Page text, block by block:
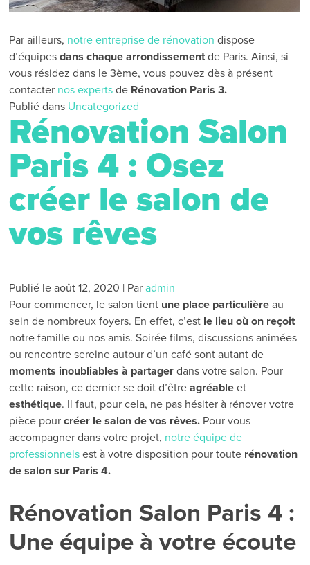
Par ailleurs, notre entreprise de rénovationdispose
d’équipesdans chaque arrondissementde Paris. Ainsi, si
vous résidez dans le 3ème, vous pouvez dès à présent
contacter nos experts de Rénovation Paris 3.
Publié dans Uncategorized
Rénovation Salon
Paris 4 : Osez
créer le salon de
vos rêves
Publié le août 12, 2020 | Par admin
Pour commencer, le salon tient une place particulièreau
sein de nombreux foyers. En effet, c’est le lieu où on reçoit
notre famille ou nos amis. Soirée films, discussions animées
ou rencontre sereine autour d’un café sont autant de
moments inoubliables à partagerdans votre salon. Pour
cette raison, ce dernier se doit d’êtreagréableet
esthétique. Il faut, pour cela, ne pas hésiter à rénover votre
pièce pour créer le salon de vos rêves. Pour vous
accompagner dans votre projet, notre équipe de
professionnels est à votre disposition pour toute rénovation
de salon sur Paris 4.
Rénovation Salon Paris 4 :
Une équipe à votre écoute